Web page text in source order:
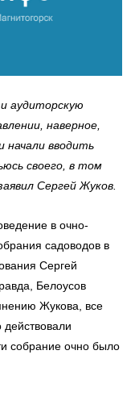
аудиторскую
наверное,
начали вводить
своего, в том
Сергей Жуков.
в очно-
садоводов в
Сергей
Белоусов
Жукова, все
собрание очно было